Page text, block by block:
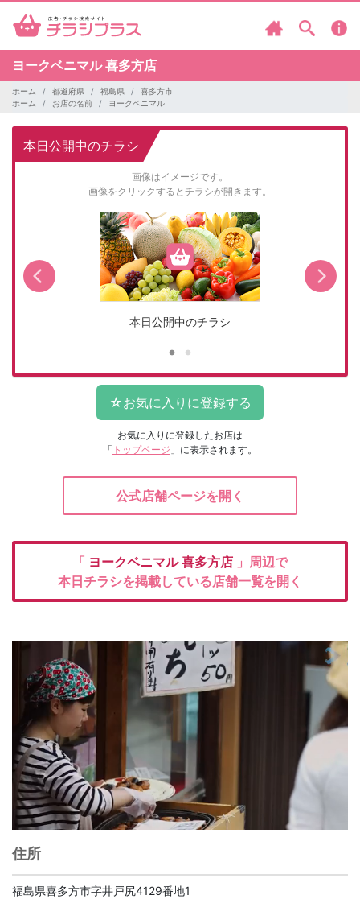
ヨークベニマル喜多方店
ホーム 都道府県 福島県
喜多方市
ホーム
お店の名前 ヨークベニマル
本日公開中のチラシ
画像はイメージです。
画像をクリックするとチラシが開きます。
本日公開中のチラシ
お気に入りに登録したお店は
「 トップページ 」に表示されます。
公式店舗ページを開く
「 ヨークベニマル喜多方店 」周辺で
本日チラシを掲載している店舗一覧を開く
住所
福島県喜多方市字井戸尻4129番地1